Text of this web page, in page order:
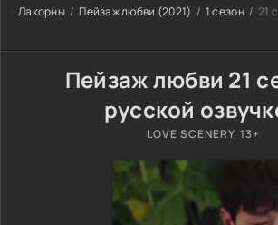
Лакорны Пейзаж любви (2021) 1 сезон 21
Пейзаж любви 21
русской
LOVE SCENERY, 13+